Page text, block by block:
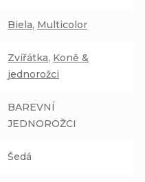
Biela, Multicolor
Zvířátka, Koně &
jednorožci
BAREVNÍ
JEDNOROŽCI
Šedá